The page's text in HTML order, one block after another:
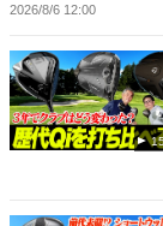
2026/8/6 12:00